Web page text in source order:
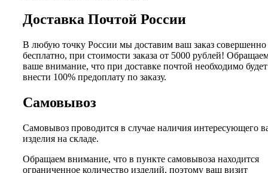
Доставка Почтой России
В любую точку России мы доставим ваш заказ совершенно
бесплатно, при стоимости заказа от 5000 рублей!
ваше внимание, что при доставке почтой необходимо будет
внести 100% предоплату по заказу.
Самовывоз
Самовывоз проводится в случае наличия интересующего
изделия на складе.
Обращаем внимание, что в пункте самовывоза находится
ограниченное количество изделий, поэтому ваш визит